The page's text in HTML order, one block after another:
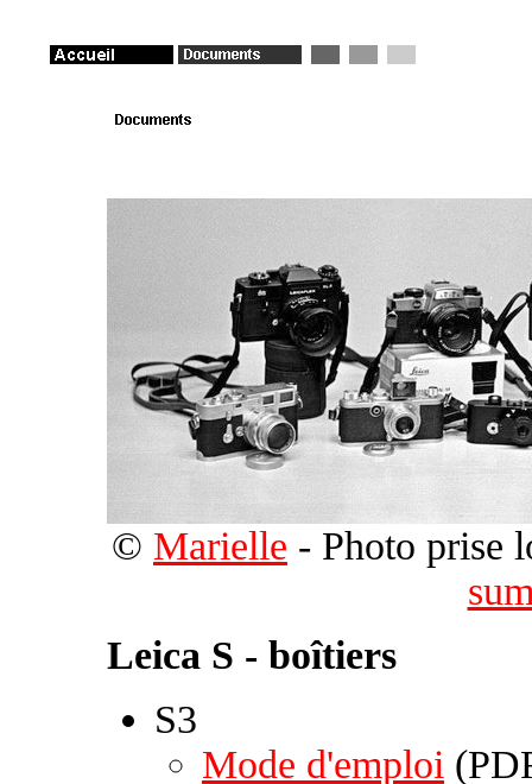
© Marielle - Photo prise
Leica S - boîtiers
S3
Mode d'emploi